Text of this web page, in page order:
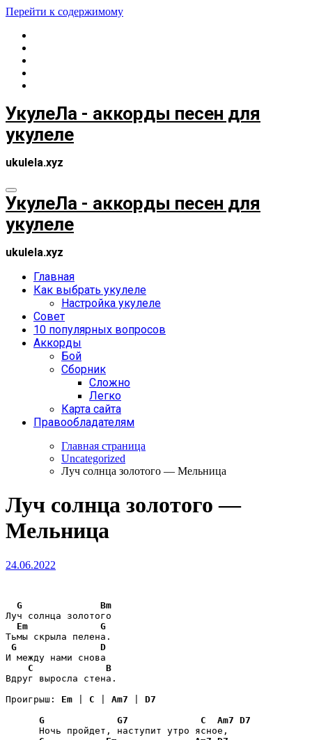
Перейти к содержимому
УкулеЛа - аккорды песен для
укулеле
ukulela.xyz
УкулеЛа - аккорды песен для
укулеле
ukulela.xyz
Главная
Как выбрать укулеле
Настройка укулеле
Совет
10 популярных вопросов
Аккорды
Бой
Сборник
Сложно
Легко
Карта сайта
Правообладателям
Главная страница
Uncategorized
Луч солнца золотого — Мельница
Луч солнца золотого —
Мельница
24.06.2022
G
Bm
Луч солнца золотого
Em
G
Тьмы скрыла пелена.
G
D
И между нами снова
C
B
Вдруг выросла стена.
Проигрыш: Em C Am7
D7
G
G7 C Am7 D7
      Ночь пройдет, наступит утро ясное,